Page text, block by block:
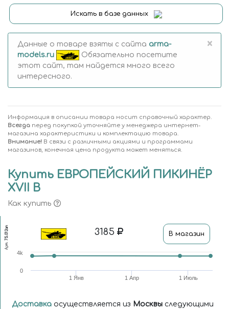
Искать в базе данных
Данные о товаре взяты с сайта arma-
models.ru
Обязательно посетите
этот сайт, там найдется много всего
интересного.
×
Информация в описании товара носит справочный характер.
Всегда перед покупкой уточняйте у менеджера интернет-
магазина характеристики и комплектацию товара.
Внимание! В связи с различными акциями и программами
магазинов, конечная цена продукта может меняться.
Купить ЕВРОПЕЙСКИЙ ПИКИНЁР
XVII В
Как купить
Арт.
75.012ап 3185 В магазин
1 Янв 1 Апр 1 Июль
0
4k
Доставка осуществляется из Москвы следующими